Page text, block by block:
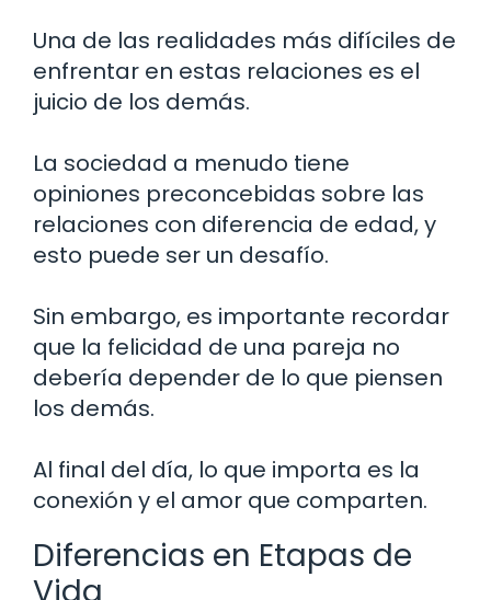
Una de las realidades más difíciles de
enfrentar en estas relaciones es el
juicio de los demás.
La sociedad a menudo tiene
opiniones preconcebidas sobre las
relaciones con diferencia de edad, y
esto puede ser un desafío.
Sin embargo, es importante recordar
que la felicidad de una pareja no
debería depender de lo que piensen
los demás.
Al final del día, lo que importa es la
conexión y el amor que comparten.
Diferencias en Etapas de